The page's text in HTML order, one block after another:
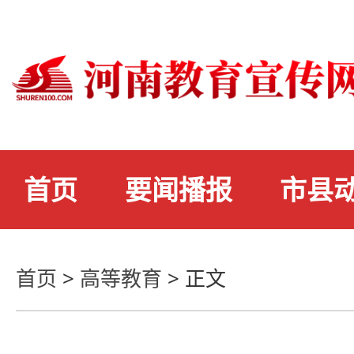
首页 要闻播报 市县
首页 > 高等教育 > 正文